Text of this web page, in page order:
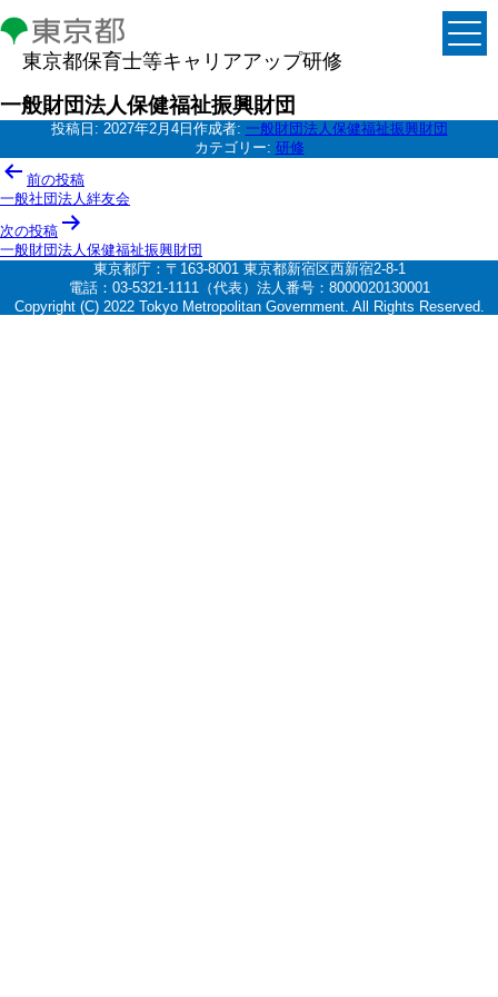
東京都保育士等キャリアアップ研修
一般財団法人保健福祉振興財団
投稿日: 2027年2月4日 作成者: 一般財団法人保健福祉振興財団
カテゴリー: 研修
投
稿
ナ
ビ
ー
前の投稿
一般社団法人絆友会
次の投稿
一般財団法人保健福祉振興財団
東京都庁：〒163-8001 東京都新宿区西新宿2-8-1
電話：03-5321-1111（代表）法人番号：8000020130001
Copyright (C) 2022 Tokyo Metropolitan Government. All Rights Reserved.